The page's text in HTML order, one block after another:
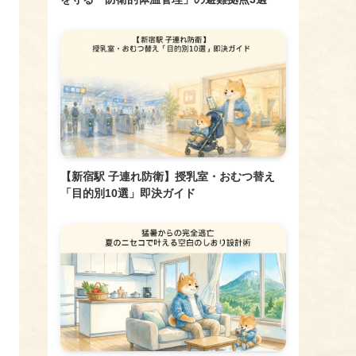
【新宿駅 子連れ防衛】授乳室・おむつ替え
「目的別10選」即決ガイド